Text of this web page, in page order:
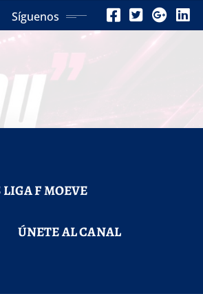
Síguenos
F MOEVE
ÚNETE AL CANAL